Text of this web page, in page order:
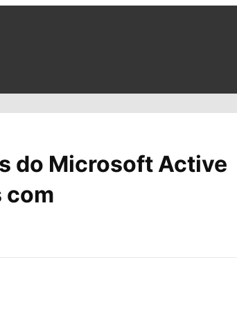
do Microsoft Active
com